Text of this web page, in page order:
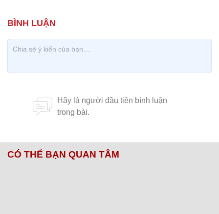
CÓ THỂ BẠN QUAN TÂM